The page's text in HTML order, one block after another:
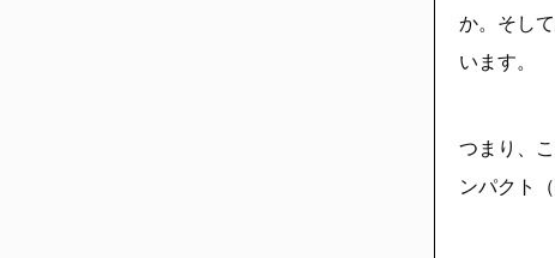
か。そし
います。
つまり、
ンパクト